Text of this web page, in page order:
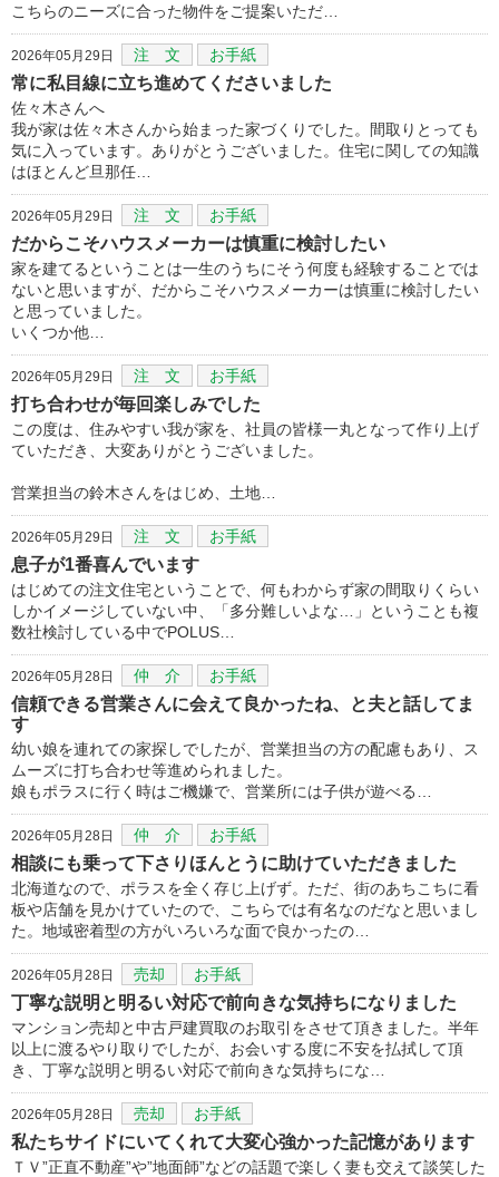
こちらのニーズに合った物件をご提案いただ…
2026年05月29日 注 文 お手紙
常に私目線に立ち進めてくださいました
佐々木さんへ
我が家は佐々木さんから始まった家づくりでした。間取りとっても
気に入っています。ありがとうございました。住宅に関しての知識
はほとんど旦那任…
2026年05月29日 注 文 お手紙
だからこそハウスメーカーは慎重に検討したい
家を建てるということは一生のうちにそう何度も経験することでは
ないと思いますが、だからこそハウスメーカーは慎重に検討したい
と思っていました。
いくつか他…
2026年05月29日 注 文 お手紙
打ち合わせが毎回楽しみでした
この度は、住みやすい我が家を、社員の皆様一丸となって作り上げ
ていただき、大変ありがとうございました。
営業担当の鈴木さんをはじめ、土地…
2026年05月29日 注 文 お手紙
息子が1番喜んでいます
はじめての注文住宅ということで、何もわからず家の間取りくらい
しかイメージしていない中、「多分難しいよな…」ということも複
数社検討している中でPOLUS…
2026年05月28日 仲 介 お手紙
信頼できる営業さんに会えて良かったね、と夫と話してま
す
幼い娘を連れての家探しでしたが、営業担当の方の配慮もあり、ス
ムーズに打ち合わせ等進められました。
娘もポラスに行く時はご機嫌で、営業所には子供が遊べる…
2026年05月28日 仲 介 お手紙
相談にも乗って下さりほんとうに助けていただきました
北海道なので、ポラスを全く存じ上げず。ただ、街のあちこちに看
板や店舗を見かけていたので、こちらでは有名なのだなと思いまし
た。地域密着型の方がいろいろな面で良かったの…
2026年05月28日 売却 お手紙
丁寧な説明と明るい対応で前向きな気持ちになりました
マンション売却と中古戸建買取のお取引をさせて頂きました。半年
以上に渡るやり取りでしたが、お会いする度に不安を払拭して頂
き、丁寧な説明と明るい対応で前向きな気持ちにな…
2026年05月28日 売却 お手紙
私たちサイドにいてくれて大変心強かった記憶があります
ＴＶ”正直不動産”や”地面師”などの話題で楽しく妻も交えて談笑した